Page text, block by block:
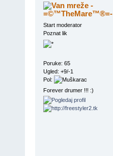
-
=©™TheMare™®=-
Start moderator
Poznat lik
Poruke: 65
Ugled: +9/-1
Pol:
Forever drumer !!! :)